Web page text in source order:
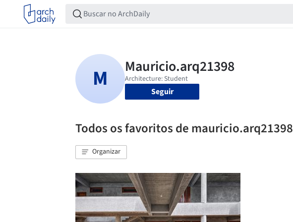
Seguir
Todos os favoritos de mauricio.arq21398
Organizar